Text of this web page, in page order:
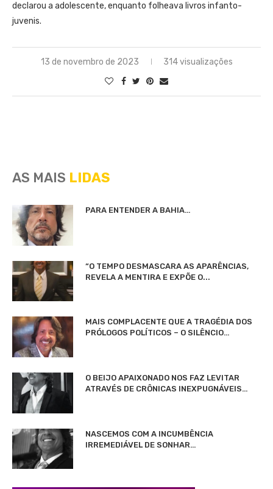
declarou a adolescente, enquanto folheava livros infanto-
juvenis.
13 de novembro de 2023 314 visualizações
AS MAIS LIDAS
PARA ENTENDER A BAHIA…
“O TEMPO DESMASCARA AS APARÊNCIAS,
REVELA A MENTIRA E EXPÕE O...
MAIS COMPLACENTE QUE A TRAGÉDIA DOS
PRÓLOGOS POLÍTICOS – O SILÊNCIO…
O BEIJO APAIXONADO NOS FAZ LEVITAR
ATRAVÉS DE CRÔNICAS INEXPUGNÁVEIS…
NASCEMOS COM A INCUMBÊNCIA
IRREMEDIÁVEL DE SONHAR…